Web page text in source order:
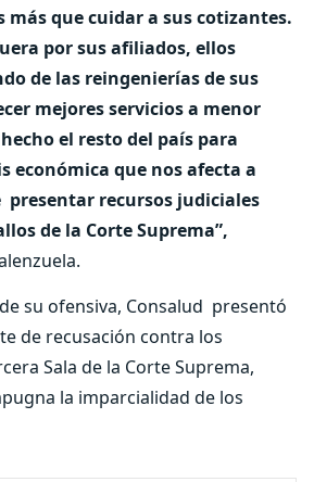
más que cuidar a sus cotizantes.
por sus afiliados, ellos
de las reingenierías de sus
mejores servicios a menor
el resto del país para
económica que nos afecta a
presentar recursos judiciales
de la Corte Suprema”,
su ofensiva, Consalud presentó
de recusación contra los
Sala de la Corte Suprema,
la imparcialidad de los